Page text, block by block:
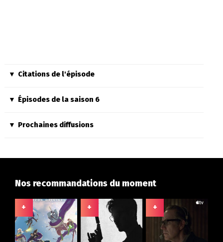
Citations de l'épisode
Épisodes de la saison 6
Prochaines diffusions
Nos recommandations du moment
+ + +